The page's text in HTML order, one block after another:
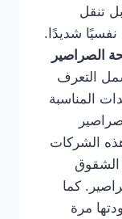
تنقل
شديدًا.
الصراصير
التعرف
المناسبة
هذه الشركات
الشقوق
كما
مرة